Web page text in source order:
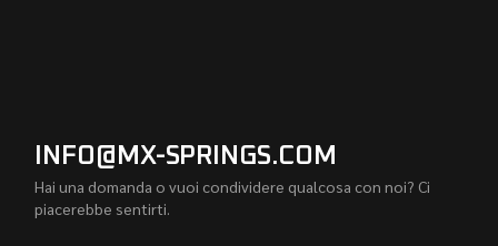
INFO@MX-SPRINGS.COM
Hai una domanda o vuoi condividere qualcosa con noi? Ci
piacerebbe sentirti.